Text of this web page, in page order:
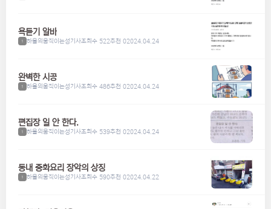
욕듣기 알바
1 하울의움직이는성기사조회수 522추천 02024.04.24
완벽한 시공
1 하울의움직이는성기사조회수 486추천 02024.04.24
편집장 일 안 한다.
1 하울의움직이는성기사조회수 539추천 02024.04.24
동내 중화요리 장악의 상징
1 하울의움직이는성기사조회수 590추천 02024.04.22